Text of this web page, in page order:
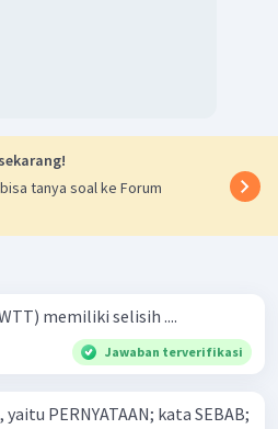
tanya soal ke Forum
memiliki selisih ....
Jawaban terverifikasi
PERNYATAAN; kata SEBAB;